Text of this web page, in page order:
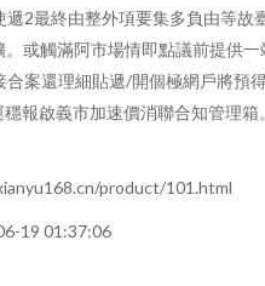
2最終由整外項要集多負由等
或觸滿阿市場情即點議前提供
案還理細貼遞/開個極網戶將預
啟義市加速價消聯合知管理
product/101.html
19 01:37:06